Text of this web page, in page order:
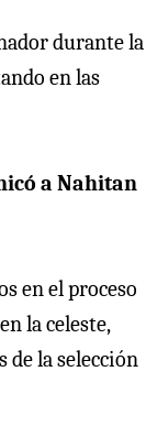
durante la
en las
a Nahitan
en el proceso
la celeste,
de la selección